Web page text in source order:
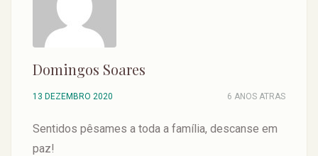
Domingos Soares
13 DEZEMBRO 2020 6 ANOS ATRAS
Sentidos pêsames a toda a família, descanse em
paz!